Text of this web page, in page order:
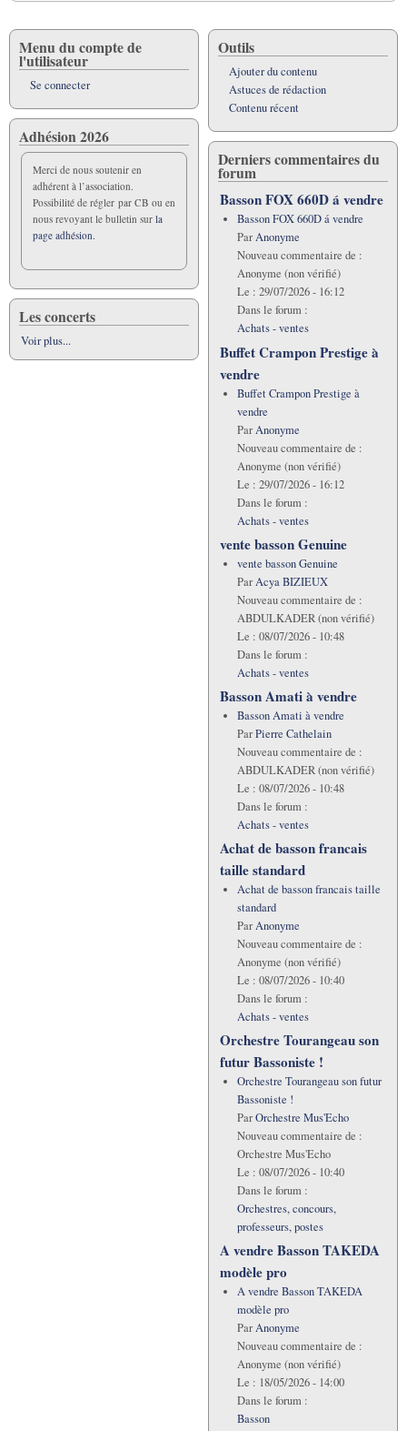
Menu du compte de
l'utilisateur
Se connecter
Adhésion 2026
Merci de nous soutenir en
adhérent à l’association.
Possibilité de régler par CB ou en
nous revoyant le bulletin sur la
page adhésion.
Les concerts
Voir plus...
Outils
Ajouter du contenu
Astuces de rédaction
Contenu récent
Derniers commentaires du
forum
Basson FOX 660D á vendre
Basson FOX 660D á vendre
ParAnonyme
Nouveau commentaire de :
Anonyme (non vérifié)
Le : 29/07/2026 - 16:12
Dans le forum :
Achats - ventes
Buffet Crampon Prestige à
vendre
Buffet Crampon Prestige à
vendre
ParAnonyme
Nouveau commentaire de :
Anonyme (non vérifié)
Le : 29/07/2026 - 16:12
Dans le forum :
Achats - ventes
vente basson Genuine
vente basson Genuine
ParAcya BIZIEUX
Nouveau commentaire de :
ABDULKADER (non vérifié)
Le : 08/07/2026 - 10:48
Dans le forum :
Achats - ventes
Basson Amati à vendre
Basson Amati à vendre
ParPierre Cathelain
Nouveau commentaire de :
ABDULKADER (non vérifié)
Le : 08/07/2026 - 10:48
Dans le forum :
Achats - ventes
Achat de basson francais
taille standard
Achat de basson francais taille
standard
ParAnonyme
Nouveau commentaire de :
Anonyme (non vérifié)
Le : 08/07/2026 - 10:40
Dans le forum :
Achats - ventes
Orchestre Tourangeau son
futur Bassoniste !
Orchestre Tourangeau son futur
Bassoniste !
ParOrchestre Mus'Echo
Nouveau commentaire de :
Orchestre Mus'Echo
Le : 08/07/2026 - 10:40
Dans le forum :
Orchestres, concours,
professeurs, postes
A vendre Basson TAKEDA
modèle pro
A vendre Basson TAKEDA
modèle pro
ParAnonyme
Nouveau commentaire de :
Anonyme (non vérifié)
Le : 18/05/2026 - 14:00
Dans le forum :
Basson